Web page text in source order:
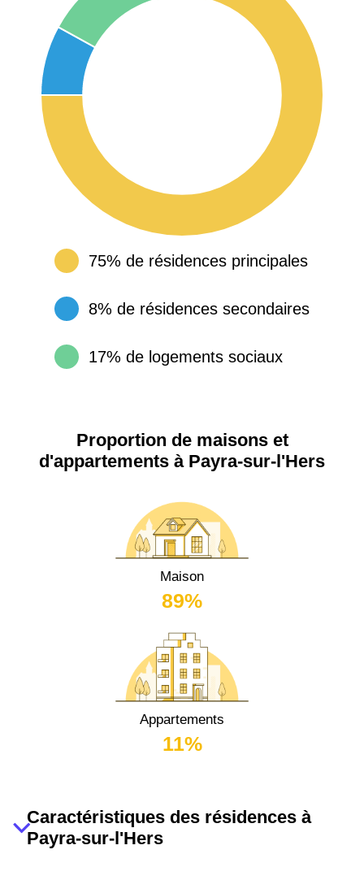
75% de résidences principales
8% de résidences secondaires
17% de logements sociaux
Proportion de maisons et
d'appartements à Payra-sur-l'Hers
Maison
89%
Appartements
11%
Caractéristiques des résidences à
Payra-sur-l'Hers